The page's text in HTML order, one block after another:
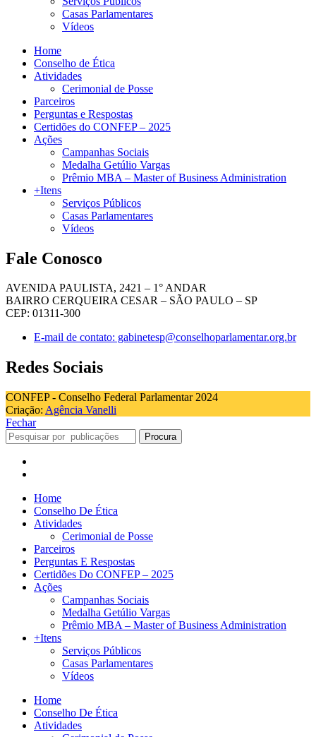
Casas Parlamentares
Vídeos
Home
Conselho de Ética
Atividades
Cerimonial de Posse
Parceiros
Perguntas e Respostas
Certidões do CONFEP – 2025
Ações
Campanhas Sociais
Medalha Getúlio Vargas
Prêmio MBA – Master of Business Administration
+Itens
Serviços Públicos
Casas Parlamentares
Vídeos
Fale Conosco
AVENIDA PAULISTA, 2421 – 1° ANDAR
BAIRRO CERQUEIRA CESAR – SÃO PAULO – SP
CEP: 01311-300
E-mail de contato: gabinetesp@conselhoparlamentar.org.br
Redes Sociais
CONFEP - Conselho Federal Parlamentar 2024
Criação: Agência Vanelli
Fechar
Procura
Home
Conselho De Ética
Atividades
Cerimonial de Posse
Parceiros
Perguntas E Respostas
Certidões Do CONFEP – 2025
Ações
Campanhas Sociais
Medalha Getúlio Vargas
Prêmio MBA – Master of Business Administration
+Itens
Serviços Públicos
Casas Parlamentares
Vídeos
Home
Conselho De Ética
Atividades